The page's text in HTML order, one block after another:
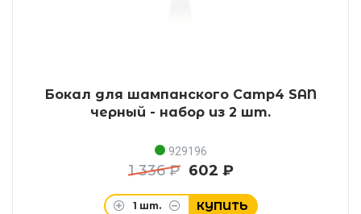
Бокал для шампанского Camp4 SAN
черный - набор из 2 шт.
929196
1 336 ₽ 602 ₽
1 шт. КУПИТЬ